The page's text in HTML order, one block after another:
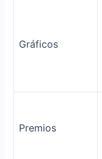
Gráficos
Premios